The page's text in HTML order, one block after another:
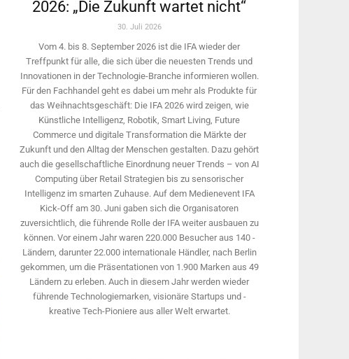
2026: „Die Zukunft wartet nicht“
30. Juli 2026
Vom 4. bis 8. September 2026 ist die IFA wieder der
Treffpunkt für alle, die sich über die neuesten Trends und
Innovationen in der Technologie-­Branche informieren wollen.
Für den Fachhandel geht es dabei um mehr als Produkte für
das Weihnachtsgeschäft: Die IFA 2026 wird ­zeigen, wie
Künstliche Intelligenz, Robotik, Smart Living, Future
Commerce und digitale Trans­formation die Märkte der
Zukunft und den Alltag der Menschen gestalten. Dazu gehört
auch die gesellschaftliche Einordnung neuer Trends – von AI
Computing über Retail Strategien bis zu sensorischer
Intelligenz im smarten Zuhause. Auf dem Medien­event IFA
Kick-Off am 30. Juni gaben sich die Organisatoren
zuversichtlich, die führende Rolle der IFA weiter ausbauen zu
können. Vor einem Jahr ­waren 220.000 Besucher aus 140 ­
Ländern, ­darunter 22.000 internationale Händler, nach Berlin
gekommen, um die Präsen­tationen von 1.900 Marken aus 49
Ländern zu erleben. Auch in diesem Jahr werden wieder
führende Technologiemarken, visionäre Startups und ­
kreative Tech-Pioniere aus aller Welt erwartet.